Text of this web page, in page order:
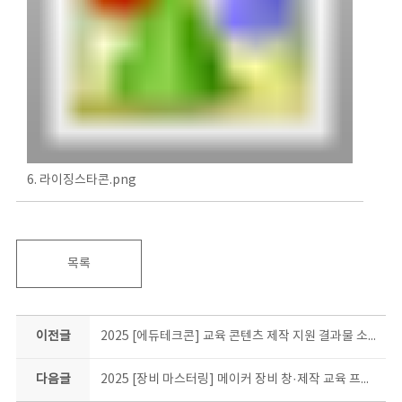
6. 라이징스타콘.png
목록
이전글 2025 [에듀테크콘] 교육 콘텐츠 제작 지원 결과물 소개
다음글 2025 [장비 마스터링] 메이커 장비 창·제작 교육 프로그램 결과물 소개